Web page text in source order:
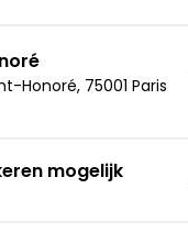
Honoré, 75001 Paris
mogelijk